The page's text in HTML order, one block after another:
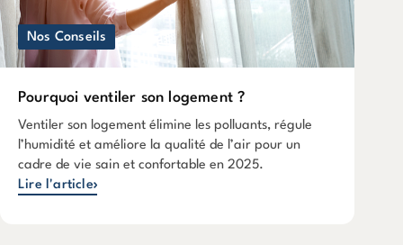
Nos Conseils
Pourquoi ventiler son logement ?
Ventiler son logement élimine les polluants, régule
l’humidité et améliore la qualité de l’air pour un
cadre de vie sain et confortable en 2025.
Lire l'article